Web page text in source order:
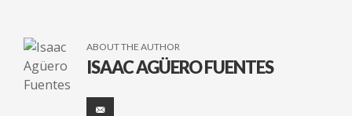
ABOUT THE AUTHOR
ISAAC AGÜERO FUENTES